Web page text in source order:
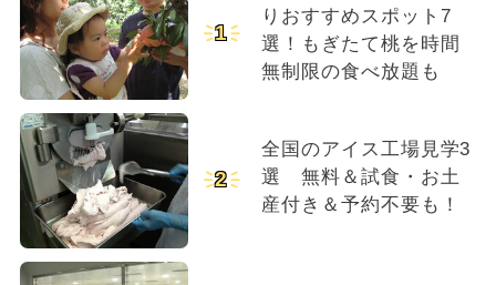
1
りおすすめスポット7
選！もぎたて桃を時間
無制限の食べ放題も
2
全国のアイス工場見学3
選 無料＆試食・お土
産付き＆予約不要も！